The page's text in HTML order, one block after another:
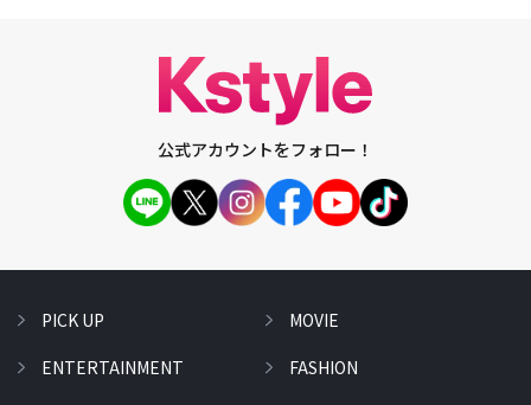
公式アカウントをフォロー！
PICK UP
ENTERTAINMENT
MOVIE
FASHION